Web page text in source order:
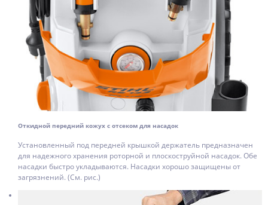
Откидной передний кожух с отсеком для насадок
Установленный под передней крышкой держатель предназначен
для надежного хранения роторной и плоскоструйной насадок. Обе
насадки быстро укладываются. Насадки хорошо защищены от
загрязнений. (См. рис.)